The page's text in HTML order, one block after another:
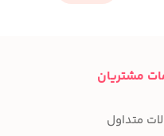
مشتریان
متداول